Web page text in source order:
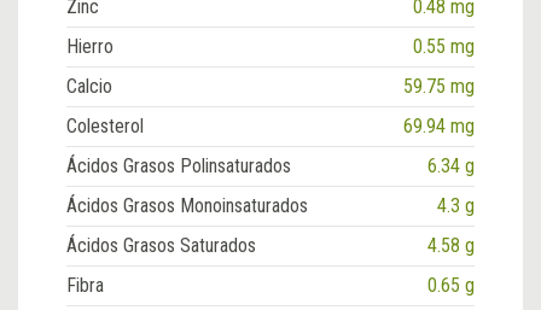
Zinc
0.48 mg
Hierro
0.55 mg
Calcio
59.75 mg
Colesterol
69.94 mg
Ácidos Grasos Polinsaturados
6.34 g
Ácidos Grasos Monoinsaturados
4.3 g
Ácidos Grasos Saturados
4.58 g
Fibra
0.65 g